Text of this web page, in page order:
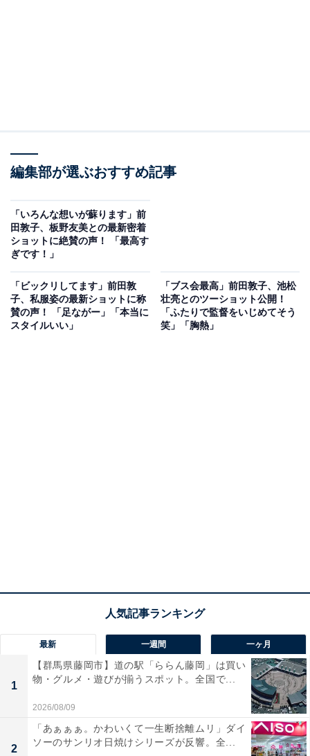
編集部が選ぶおすすめ記事
「いろんな想いが蘇ります」前
田敦子、板野友美との最新密着
ショットに絶賛の声！ 「最高す
ぎです！」
「ビックリしてます」前田敦
子、私服姿の最新ショットに称
賛の声！ 「足ながー」「本当に
スタイルいい」
「ブス会最高」前田敦子、池松
壮亮とのツーショット公開！
「ふたりで監督をいじめてそう
笑」「胸熱」
最新 一週間 一ヶ月
1
【群馬県藤岡市】道の駅「ららん藤岡」は買い
物・グルメ・遊びが揃うスポット。全国で...
2026/08/09
2
「あぁぁぁ。かわいくて一生断捨離ムリ」ダイ
ソーのサンリオ日焼けシリーズが反響。全...